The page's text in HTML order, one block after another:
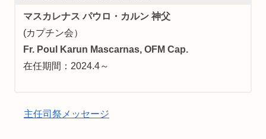
マスカレナス パウロ・カルン 神父
(カプチン会）
Fr. Poul Karun Mascarnas, OFM Cap.
在任期間：2024.4～
主任司祭メッセージ